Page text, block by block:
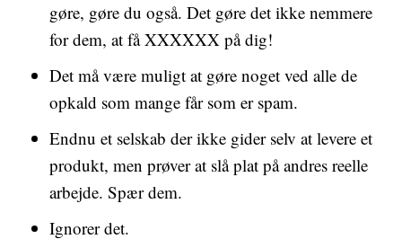
gøre, gøre du også. Det gøre det ikke nemmere
for dem, at få XXXXXX på dig!
Det må være muligt at gøre noget ved alle de
opkald som mange får som er spam.
Endnu et selskab der ikke gider selv at levere et
produkt, men prøver at slå plat på andres reelle
arbejde. Spær dem.
Ignorer det.